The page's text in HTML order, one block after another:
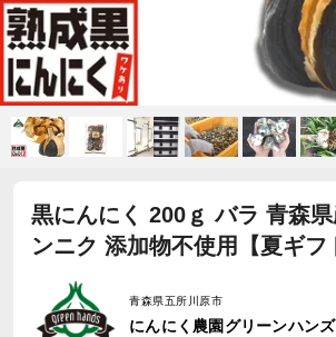
黒にんにく 200ｇ バラ 青森
ンニク 添加物不使用【夏ギフ
青森県五所川原市
にんにく農園グリーンハンズ